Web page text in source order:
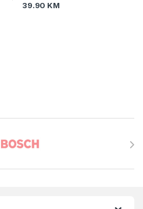
39.90 KM